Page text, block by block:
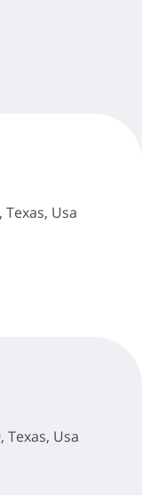
Usa
Texas, Usa